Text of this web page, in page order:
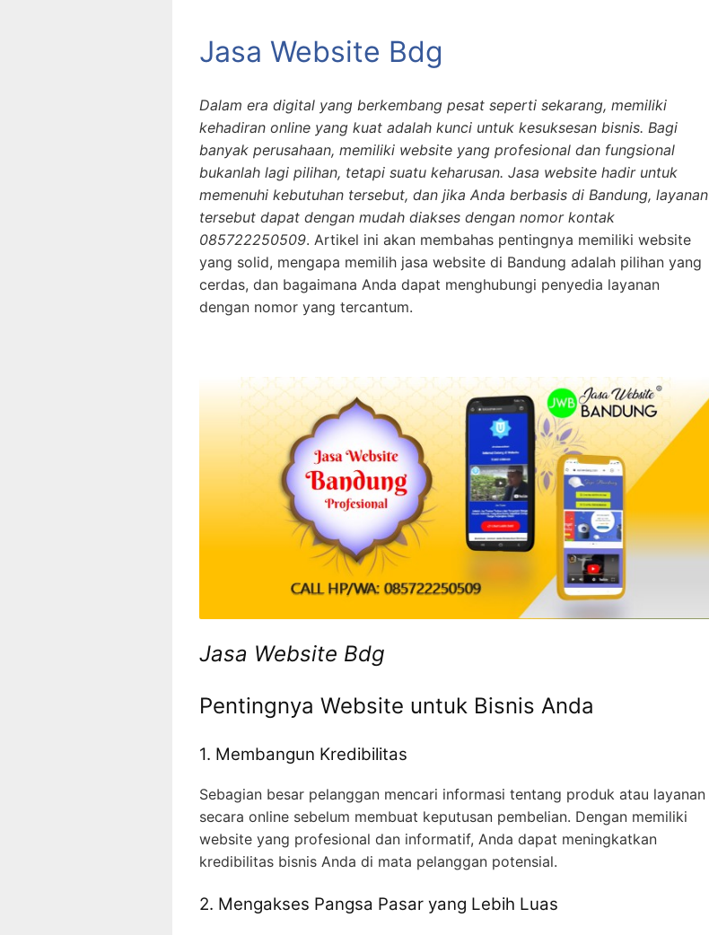
Jasa Website Bdg
Dalam era digital yang berkembang pesat seperti sekarang, memiliki
kehadiran online yang kuat adalah kunci untuk kesuksesan bisnis. Bagi
banyak perusahaan, memiliki website yang profesional dan fungsional
bukanlah lagi pilihan, tetapi suatu keharusan. Jasa website hadir untuk
memenuhi kebutuhan tersebut, dan jika Anda berbasis di Bandung, layanan
tersebut dapat dengan mudah diakses dengan nomor kontak
085722250509. Artikel ini akan membahas pentingnya memiliki website
yang solid, mengapa memilih jasa website di Bandung adalah pilihan yang
cerdas, dan bagaimana Anda dapat menghubungi penyedia layanan
dengan nomor yang tercantum.
Jasa Website Bdg
Pentingnya Website untuk Bisnis Anda
1. Membangun Kredibilitas
Sebagian besar pelanggan mencari informasi tentang produk atau layanan
secara online sebelum membuat keputusan pembelian. Dengan memiliki
website yang profesional dan informatif, Anda dapat meningkatkan
kredibilitas bisnis Anda di mata pelanggan potensial.
2. Mengakses Pangsa Pasar yang Lebih Luas